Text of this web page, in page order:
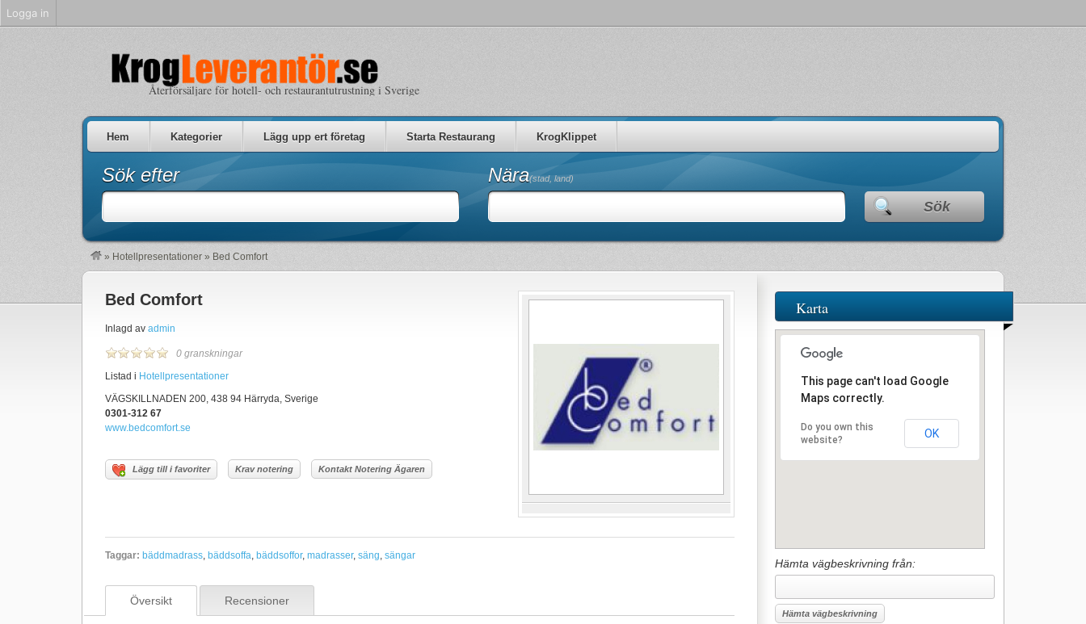
Återförsäljare för hotell- och restaurantutrustning i Sverige
Hem Kategorier Lägg upp ert företag Starta Restaurang KrogKlippet
Sök efter Nära(stad, land)
Sök
» Hotellpresentationer » Bed Comfort
Bed Comfort
Inlagd av admin
0 granskningar
Listad i Hotellpresentationer
VÄGSKILLNADEN 200, 438 94 Härryda, Sverige
0301-312 67
www.bedcomfort.se
Lägg till i favoriter Krav notering Kontakt Notering Ägaren
Taggar: bäddmadrass, bäddsoffa, bäddsoffor, madrasser, säng, sängar
Översikt Recensioner
Karta
This page can't load Google
Maps correctly.
Do you own this
website?
OK
Hämta vägbeskrivning från:
Logga in